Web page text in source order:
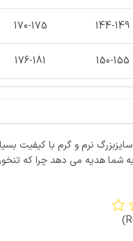
144-149
170-175
150-155
176-181
سایزبزرگ نرم و گرم با کیفیت
شما هدیه می دهد چرا که